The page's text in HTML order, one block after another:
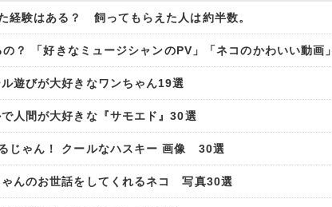
経験はある？ 飼ってもらえた人は約半数。
？ 「好きなミュージシャンのPV」「ネコのかわいい動画」
遊びが大好きなワンちゃん19選
人間が大好きな『サモエド』30選
じゃん！ クールなハスキー 画像 30選
んのお世話をしてくれるネコ 写真30選